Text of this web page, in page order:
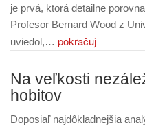
je prvá, ktorá detailne
Profesor Bernard Wood z
uviedol,… pokračuj
Na veľkosti
hobitov
Doposiaľ najdôkladnejšia